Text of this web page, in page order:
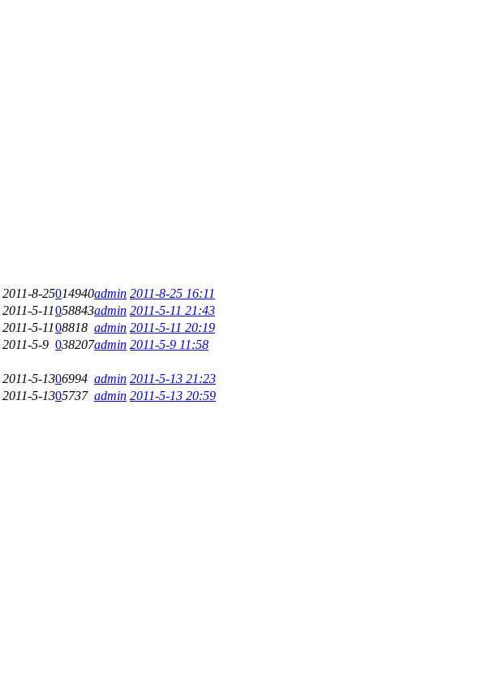
2011-8-25014940admin 2011-8-25 16:11
2011-5-11058843admin 2011-5-11 21:43
2011-5-1108818 admin 2011-5-11 20:19
2011-5-9 038207admin 2011-5-9 11:58
2011-5-1306994 admin 2011-5-13 21:23
2011-5-1305737 admin 2011-5-13 20:59